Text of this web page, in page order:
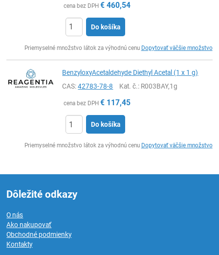
cena bez DPH € 460,54
Do košíka
Priemyselné množstvo látok za výhodnú cenu Dopytovať väčšie množstvo
BenzyloxyAcetaldehyde Diethyl Acetal (1 x 1 g)
CAS:42783-78-8 Kat. č.: R003BAY,1g
cena bez DPH € 117,45
Do košíka
Priemyselné množstvo látok za výhodnú cenu Dopytovať väčšie množstvo
Dôležité odkazy
O nás
Ako nakupovať
Obchodné podmienky
Kontakty